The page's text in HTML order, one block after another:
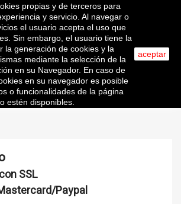
SSL
Paypal
propias y de terceros para
y servicio. Al navegar o
el usuario acepta el uso que
Sin embargo, el usuario tiene la
la generación de cookies y la
mediante la selección de la
en su Navegador. En caso de
en su navegador es posible
o funcionalidades de la página
estén disponibles.
aceptar